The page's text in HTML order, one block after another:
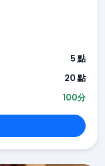
5 點
20 點
100分